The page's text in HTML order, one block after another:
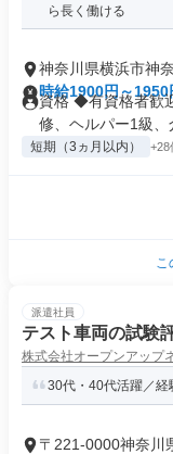
ら長く働ける
神奈川県横浜市神
時給1900円～1950
資格 ◆有資格者歓
修、ヘルパー1級、
短期（3ヵ月以内） +28
こ
派遣社員
テスト車両の試験
株式会社オープンアップ
30代・40代活躍／経
〒221-0000神奈川